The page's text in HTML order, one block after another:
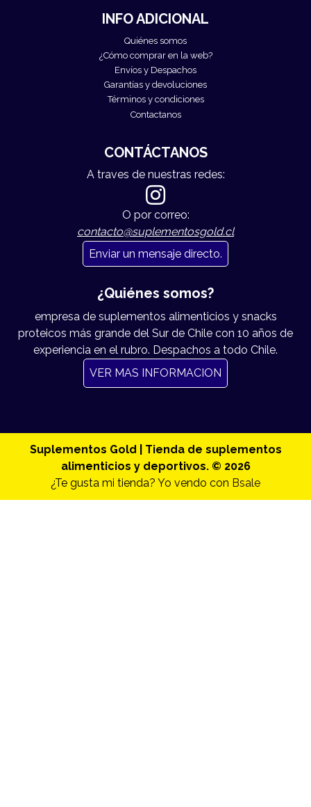
INFO ADICIONAL
Quiénes somos
¿Cómo comprar en la web?
Envíos y Despachos
Garantías y devoluciones
Términos y condiciones
Contactanos
CONTÁCTANOS
A traves de nuestras redes:
O por correo:
contacto@suplementosgold.cl
Enviar un mensaje directo.
¿Quiénes somos?
empresa de suplementos alimenticios y snacks
proteicos más grande del Sur de Chile con 10 años de
experiencia en el rubro. Despachos a todo Chile.
VER MAS INFORMACION
Suplementos Gold | Tienda de suplementos
alimenticios y deportivos. © 2026
¿Te gusta mi tienda? Yo vendo con Bsale